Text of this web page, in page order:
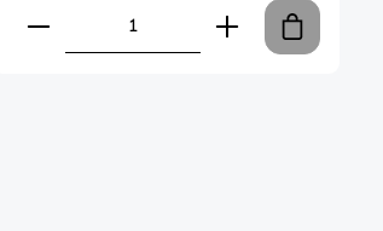
zu erhöhen oder
die Schaltflächen um
Wert ein oder
Produkt Anzahl: Gib den